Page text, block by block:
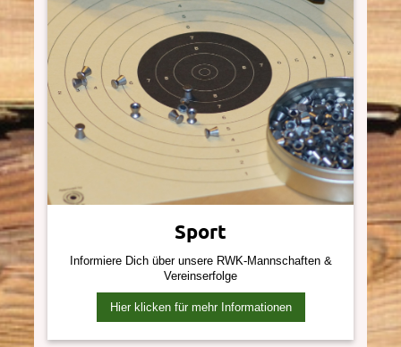
Sport
Informiere Dich über unsere RWK-Mannschaften &
Vereinserfolge
Hier klicken für mehr Informationen